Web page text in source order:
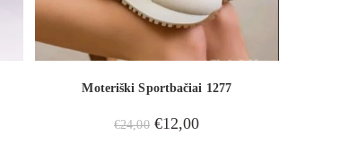
Moteriški Sportbačiai 1277
€24,00 €12,00